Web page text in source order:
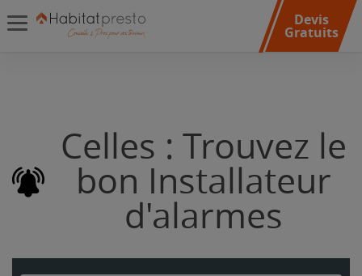
Devis
Gratuits
Celles : Trouvez le
bon Installateur
d'alarmes